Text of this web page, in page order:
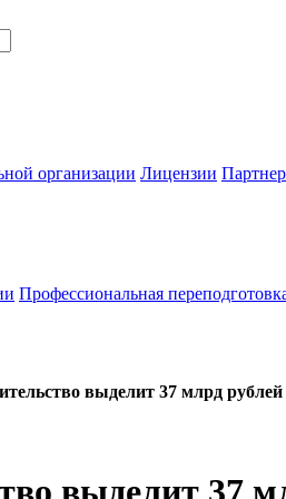
организации Лицензии
Профессиональная
выделит 37 млрд